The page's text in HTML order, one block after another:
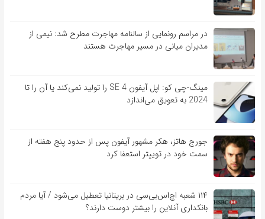
در مراسم رونمایی از سالنامه مهاجرت مطرح شد: نیمی از
مدیران میانی در مسیر مهاجرت هستند
مینگ-چی کو: اپل آیفون SE 4 را تولید نمی‌کند یا آن را تا
2024 به تعویق می‌اندازد
جورج هاتز، هکر مشهور آیفون پس از حدود پنج هفته از
سمت خود در توییتر استعفا کرد
۱۱۴ شعبه اچ‌اس‌بی‌سی در بریتانیا تعطیل می‌شود / آیا مردم
بانکداری آنلاین را بیشتر دوست دارند؟